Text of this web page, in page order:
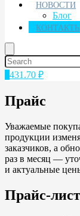
НОВОСТИ
Блог
431.70 ₽
Прайс
Уважаемые
продукции
заказчиков, а
раз в месяц —
и актуальные
Прайс-лист